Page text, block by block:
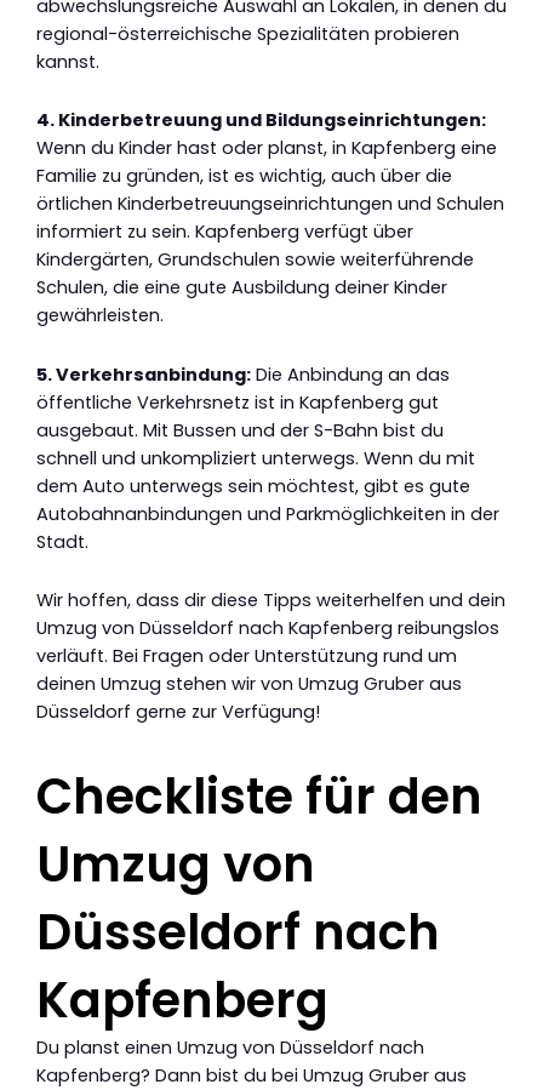
abwechslungsreiche Auswahl an Lokalen, in denen du
regional-österreichische Spezialitäten probieren
kannst.
4. Kinderbetreuung und Bildungseinrichtungen:
Wenn du Kinder hast oder planst, in Kapfenberg eine
Familie zu gründen, ist es wichtig, auch über die
örtlichen Kinderbetreuungseinrichtungen und Schulen
informiert zu sein. Kapfenberg verfügt über
Kindergärten, Grundschulen sowie weiterführende
Schulen, die eine gute Ausbildung deiner Kinder
gewährleisten.
5. Verkehrsanbindung: Die Anbindung an das
öffentliche Verkehrsnetz ist in Kapfenberg gut
ausgebaut. Mit Bussen und der S-Bahn bist du
schnell und unkompliziert unterwegs. Wenn du mit
dem Auto unterwegs sein möchtest, gibt es gute
Autobahnanbindungen und Parkmöglichkeiten in der
Stadt.
Wir hoffen, dass dir diese Tipps weiterhelfen und dein
Umzug von Düsseldorf nach Kapfenberg reibungslos
verläuft. Bei Fragen oder Unterstützung rund um
deinen Umzug stehen wir von Umzug Gruber aus
Düsseldorf gerne zur Verfügung!
Checkliste für den
Umzug von
Düsseldorf nach
Kapfenberg
Du planst einen Umzug von Düsseldorf nach
Kapfenberg? Dann bist du bei Umzug Gruber aus